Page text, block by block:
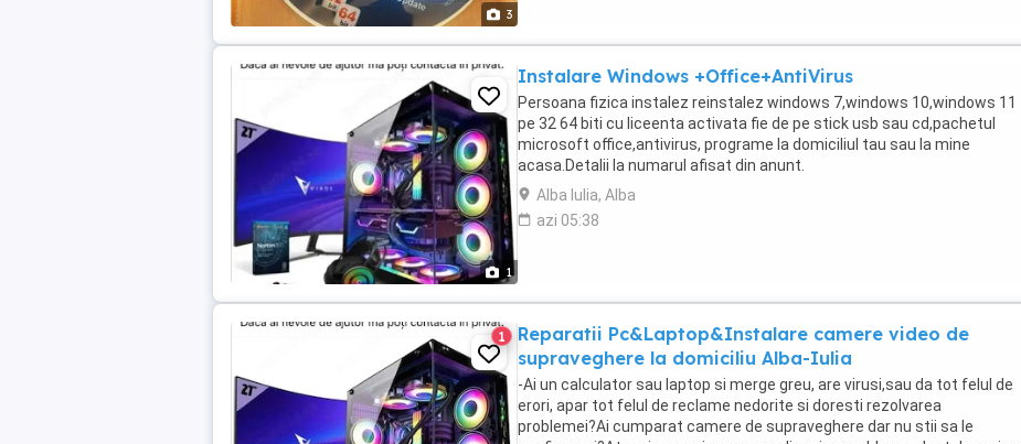
3
1
Instalare Windows +Office+AntiVirus
Persoana fizica instalez reinstalez windows 7,windows 10,windows 11
pe 32 64 biti cu liceenta activata fie de pe stick usb sau cd,pachetul
microsoft office,antivirus, programe la domiciliul tau sau la mine
acasa.Detalii la numarul afisat din anunt.
Alba Iulia, Alba
azi 05:38
1
Reparatii Pc&Laptop&Instalare camere video de
supraveghere la domiciliu Alba-Iulia
-Ai un calculator sau laptop si merge greu, are virusi,sau da tot felul de
erori, apar tot felul de reclame nedorite si doresti rezolvarea
problemei?Ai cumparat camere de supraveghere dar nu stii sa le